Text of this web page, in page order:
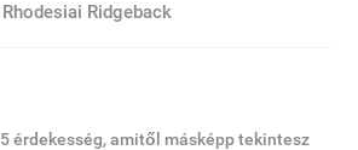
Rhodesiai Ridgeback
5 érdekesség, amitől másképp tekintesz